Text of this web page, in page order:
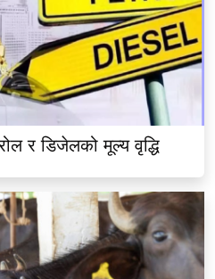
र डिजेलको मूल्य वृद्धि